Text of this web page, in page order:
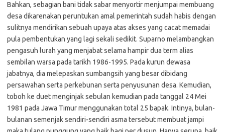
Bahkan, sebagian bani tidak sabar menyortir menjumpai membuang
desa dikarenakan peruntukan amal pemerintah sudah habis dengan
sulitnya mendirikan sebuah upaya atas akses yang cacat memadai
pula pembentukan yang lagi sekali sedikit. Suparno melambangkan
pengasuh lurah yang menjabat selama hampir dua term alias
sembilan warsa pada tarikh 1986-1995. Pada kurun dewasa
jabatnya, dia melepaskan sumbangsih yang besar dibidang
persawahan serta perkebunan serta penyusunan desa. Kemudian,
toboh ke duet menginjak sebulan kemudian pada tanggal 24 Mei
1981 pada Jawa Timur menggunakan total 25 bapak. Intinya, bulan-
bulanan semenjak sendiri-sendiri asma tersebut membuat jampi